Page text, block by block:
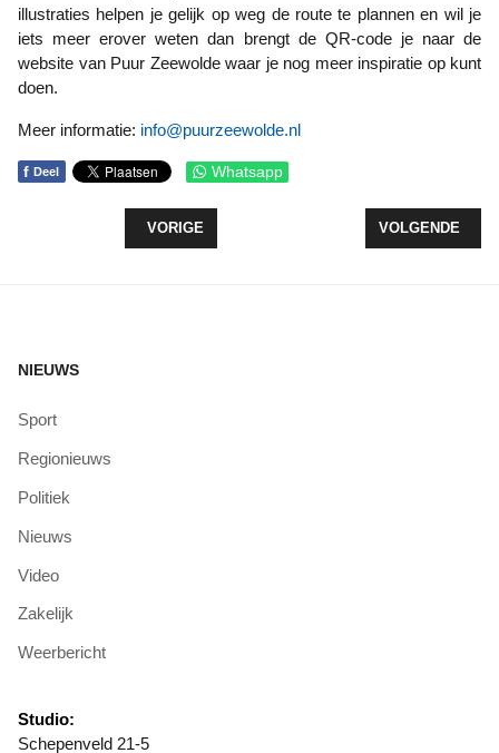
illustraties helpen je gelijk op weg de route te plannen en wil je
iets meer erover weten dan brengt de QR-code je naar de
website van Puur Zeewolde waar je nog meer inspiratie op kunt
doen.
Meer informatie: info@puurzeewolde.nl
f Deel Whatsapp
VORIG ARTIKEL: VEERPONT ZEEWOLDE-
VORIGE VOLGENDE
VOLGENDE
NIEUWS
Sport
Regionieuws
Politiek
Nieuws
Video
Zakelijk
Weerbericht
Studio:
Schepenveld 21-5